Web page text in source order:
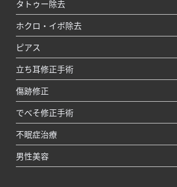
タトゥー除去
ホクロ・イボ除去
ピアス
立ち耳修正手術
傷跡修正
でべそ修正手術
不眠症治療
男性美容